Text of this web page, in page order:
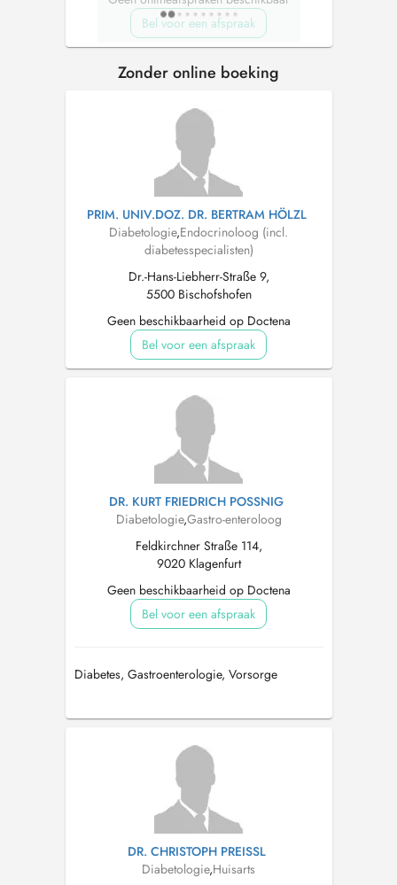
Bel voor een afspraak
Zonder online boeking
PRIM. UNIV.DOZ. DR. BERTRAM HÖLZL
Diabetologie,Endocrinoloog (incl.
diabetesspecialisten)
Dr.-Hans-Liebherr-Straße 9,
5500 Bischofshofen
Geen beschikbaarheid op Doctena
Bel voor een afspraak
DR. KURT FRIEDRICH POSSNIG
Diabetologie,Gastro-enteroloog
Feldkirchner Straße 114,
9020 Klagenfurt
Geen beschikbaarheid op Doctena
Bel voor een afspraak
Diabetes, Gastroenterologie, Vorsorge
DR. CHRISTOPH PREISSL
Diabetologie,Huisarts